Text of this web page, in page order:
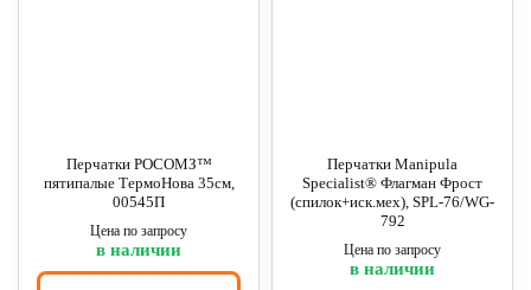
Перчатки РОСОМЗ™
пятипалые ТермоНова 35см,
00545П
Цена по запросу
в наличии
Перчатки Manipula
Specialist® Флагман Фрост
(спилок+иск.мех), SPL-76/WG-
792
Цена по запросу
в наличии